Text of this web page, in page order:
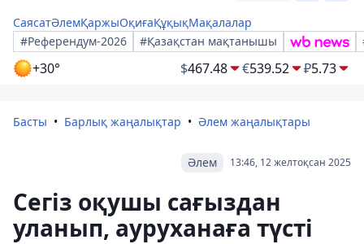
СаясатӘлемҚаржыОқиғаҚұқықМақалалар
#Референдум-2026
#Қазақстан мақтанышы
+30° $467.48 €539.52 ₽5.73
Басты Барлық жаңалықтар Әлем жаңалықтары
13:46, 12 желтоқсан 2025
Әлем
Сегіз оқушы сағыздан
уланып, ауруханаға түсті